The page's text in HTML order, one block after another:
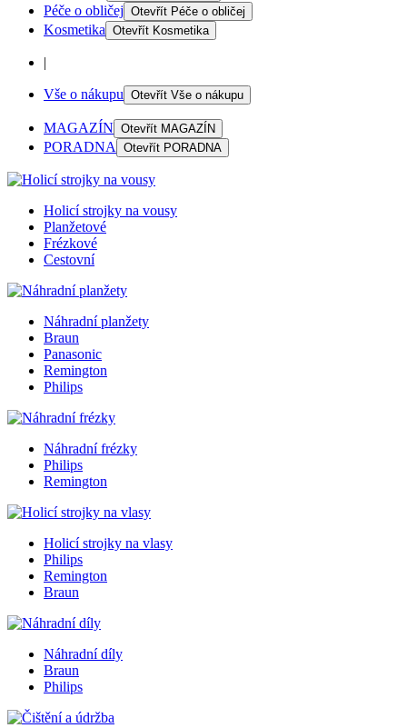
Péče o obličej Otevřít Péče o obličej
Kosmetika Otevřít Kosmetika
|
Vše o nákupu Otevřít Vše o nákupu
MAGAZÍN Otevřít MAGAZÍN
PORADNA Otevřít PORADNA
Holicí strojky na vousy
Planžetové
Frézkové
Cestovní
Náhradní planžety
Braun
Panasonic
Remington
Philips
Náhradní frézky
Philips
Remington
Holicí strojky na vlasy
Philips
Remington
Braun
Náhradní díly
Braun
Philips